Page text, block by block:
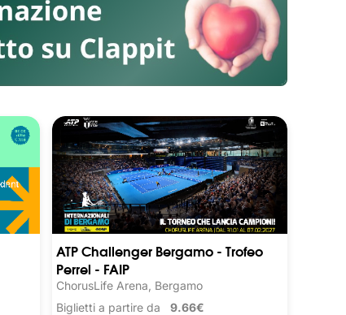
ATP Challenger Bergamo - Trofeo
Perrel - FAIP
ChorusLife Arena, Bergamo
Biglietti a partire da9.66€